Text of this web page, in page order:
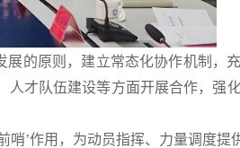
的原则，建立常态化协作机制，
才队伍建设等方面开展合作，强
’作用，为动员指挥、力量调度提